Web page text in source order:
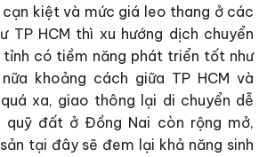
kiệt và mức giá leo thang ở các
TP HCM thì xu hướng dịch chuyển
có tiềm năng phát triển tốt như
nữa khoảng cách giữa TP HCM và
xa, giao thông lại di chuyển dễ
quỹ đất ở Đồng Nai còn rộng mở,
tại đây sẽ đem lại khả năng sinh